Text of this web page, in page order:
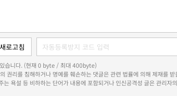
습니다. (현재 0 byte / 최대 400byte)
권리를 침해하거나 명예를 훼손하는 댓글은 관련 법률에 의해 제재를 받
는 욕설 등 비하하는 단어가 내용에 포함되거나 인신공격성 글은 관리자